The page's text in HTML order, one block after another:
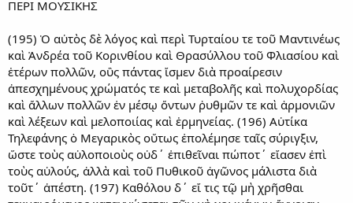
ΠΕΡΙ ΜΟΥΣΙΚΗΣ
(195) Ὁ αὐτὸς δὲ λόγος καὶ περὶ Τυρταίου τε τοῦ Μαντινέως
καὶ Ἀνδρέα τοῦ Κορινθίου καὶ Θρασύλλου τοῦ Φλιασίου καὶ
ἑτέρων πολλῶν, οὓς πάντας ἴσμεν διὰ προαίρεσιν
ἀπεσχημένους χρώματός τε καὶ μεταβολῆς καὶ πολυχορδίας
καὶ ἄλλων πολλῶν ἐν μέσῳ ὄντων ῥυθμῶν τε καὶ ἁρμονιῶν
καὶ λέξεων καὶ μελοποιίας καὶ ἑρμηνείας. (196) Αὐτίκα
Τηλεφάνης ὁ Μεγαρικὸς οὕτως ἐπολέμησε ταῖς σύριγξιν,
ὥστε τοὺς αὐλοποιοὺς οὐδ΄ ἐπιθεῖναι πώποτ΄ εἴασεν ἐπὶ
τοὺς αὐλούς, ἀλλὰ καὶ τοῦ Πυθικοῦ ἀγῶνος μάλιστα διὰ
τοῦτ΄ ἀπέστη. (197) Καθόλου δ΄ εἴ τις τῷ μὴ χρῆσθαι